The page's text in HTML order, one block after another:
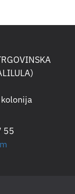
55